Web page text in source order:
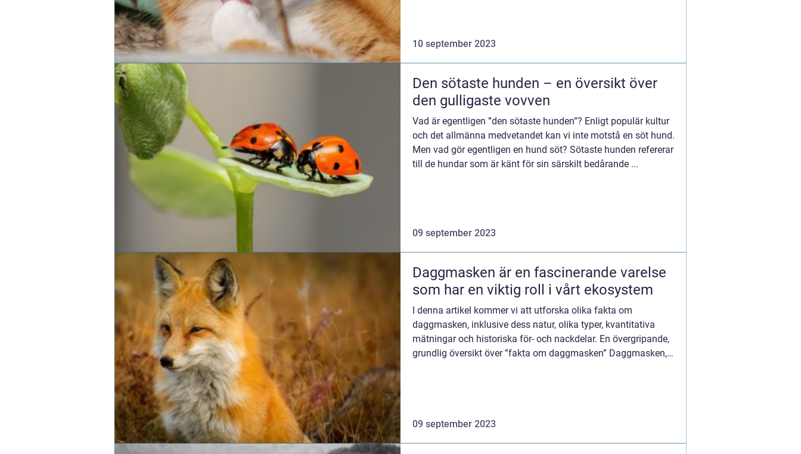
10 september 2023
Den sötaste hunden – en översikt över
den gulligaste vovven
Vad är egentligen ”den sötaste hunden”? Enligt populär kultur
och det allmänna medvetandet kan vi inte motstå en söt hund.
Men vad gör egentligen en hund söt? Sötaste hunden refererar
till de hundar som är känt för sin särskilt bedårande ...
09 september 2023
Daggmasken är en fascinerande varelse
som har en viktig roll i vårt ekosystem
I denna artikel kommer vi att utforska olika fakta om
daggmasken, inklusive dess natur, olika typer, kvantitativa
mätningar och historiska för- och nackdelar. En övergripande,
grundlig översikt över ”fakta om daggmasken” Daggmasken,
09 september 2023